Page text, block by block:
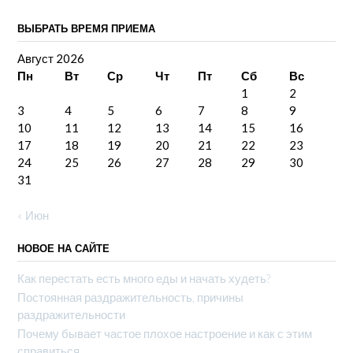
ВЫБРАТЬ ВРЕМЯ ПРИЕМА
Август 2026
Пн
Вт Ср Чт Пт Сб
Вс
1
2
3
4 5 6 7 8
9
10
11 12 13 14 15
16
17
18 19 20 21 22
23
24
25 26 27 28 29
30
31
« Июн
НОВОЕ НА САЙТЕ
Как перестать есть много еды и начать худеть?
Постоянная раздражительность, причины
раздражительности
Почему бывает частое плохое настроение и как с этим